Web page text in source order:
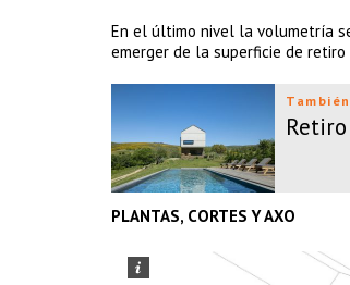
En el último nivel la volumetría
emerger de la superficie de
PLANTAS, CORTES Y AXO